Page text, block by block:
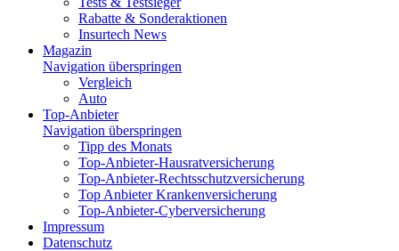
Rabatte & Sonderaktionen
Insurtech News
Magazin
Navigation überspringen
Vergleich
Auto
Top-Anbieter
Navigation überspringen
Tipp des Monats
Top-Anbieter-Hausratversicherung
Top-Anbieter-Rechtsschutzversicherung
Top Anbieter Krankenversicherung
Top-Anbieter-Cyberversicherung
Impressum
Datenschutz